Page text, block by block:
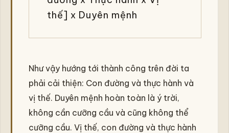
thế] x Duyên mệnh
Như vậy hướng tới thành công trên đời ta
phải cải thiện: Con đường và thực hành và
vị thế. Duyên mệnh hoàn toàn là ý trời,
không cần cưỡng cầu và cũng không thể
cưỡng cầu. Vị thế, con đường và thực hành